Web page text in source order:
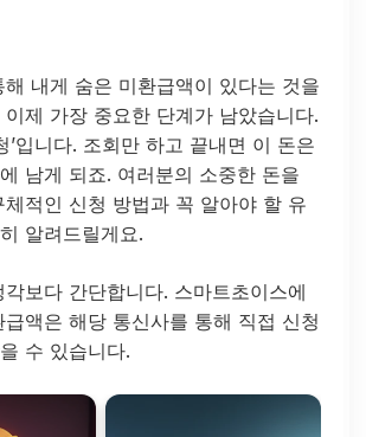
내게 숨은 미환급액이 있다는 것을
제 가장 중요한 단계가 남았습니다.
’입니다. 조회만 하고 끝내면 이 돈은
남게 되죠. 여러분의 소중한 돈을
적인 신청 방법과 꼭 알아야 할 유
알려드릴게요.
보다 간단합니다. 스마트초이스에
액은 해당 통신사를 통해 직접 신청
수 있습니다.